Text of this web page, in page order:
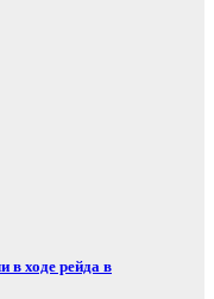
в ходе рейда в